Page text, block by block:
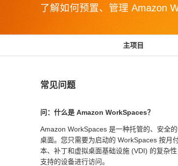
了解如何预置、管理 Amazon
主项目
常见问题
问：什么是 Amazon WorkSpaces？
Amazon WorkSpaces 是一种托管的、安全
桌面。您只需要为启动的 WorkSpaces 按月
本、补丁和虚拟桌面基础设施 (VDI) 的复杂
支持的设备进行访问。